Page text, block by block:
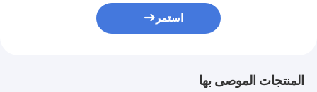
استمر
المنتجات الموصى بها